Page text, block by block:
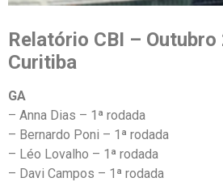
Relatório CBI –
Curitiba
GA
– Anna Dias – 1ª rodada
– Bernardo Poni – 1ª rodada
– Léo Lovalho – 1ª rodada
– Davi Campos – 1ª rodada